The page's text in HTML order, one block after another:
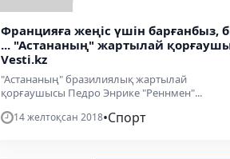
Францияға жеңіс үшін барғанбыз,
... "Астананың" жартылай
Vesti.kz
"Астананың" бразилиялық жартылай
қорғаушысы Педро Энрике "Реннмен"...
14 желтоқсан 2018•Спорт